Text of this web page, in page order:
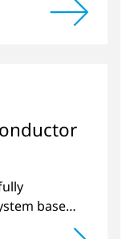
based